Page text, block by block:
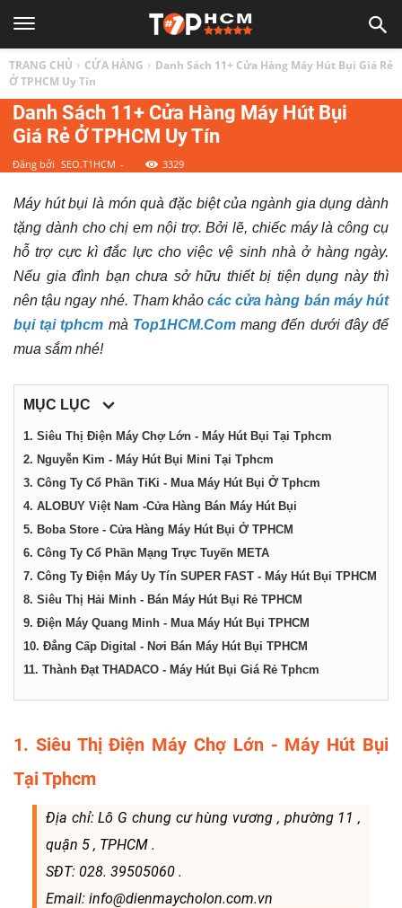
1
HCM
địa
điểm,
dịch
vụ
tại
Thành
phố
Hồ
Minh
TRANG CHỦ CỬA HÀNG
Danh Sách 11+ Cửa Hàng Máy Hút Bụi Giá Rẻ
Ở TPHCM Uy Tín
Danh Sách 11+ Cửa Hàng Máy Hút Bụi
Giá Rẻ Ở TPHCM Uy Tín
Đăng bởi SEO.T1HCM - 3329
Máy hút bụi là món quà đặc biệt của ngành gia dụng dành
tặng dành cho chị em nội trợ. Bởi lẽ, chiếc máy là công cụ
hỗ trợ cực kì đắc lực cho việc vệ sinh nhà ở hàng ngày.
Nếu gia đình bạn chưa sở hữu thiết bị tiện dụng này thì
nên tậu ngay nhé. Tham khảocác cửa hàng bán máy hút
bụi tại tphcm mà Top1HCM.Commang đến dưới đây để
mua sắm nhé!
MỤC LỤC
1. Siêu Thị Điện Máy Chợ Lớn - Máy Hút Bụi Tại Tphcm
2. Nguyễn Kim - Máy Hút Bụi Mini Tại Tphcm
3. Công Ty Cổ Phần TiKi - Mua Máy Hút Bụi Ở Tphcm
4. ALOBUY Việt Nam -Cửa Hàng Bán Máy Hút Bụi
5. Boba Store - Cửa Hàng Máy Hút Bụi Ở TPHCM
6. Công Ty Cổ Phần Mạng Trực Tuyến META
7. Công Ty Điện Máy Uy Tín SUPER FAST - Máy Hút Bụi TPHCM
8. Siêu Thị Hải Minh - Bán Máy Hút Bụi Rẻ TPHCM
9. Điện Máy Quang Minh - Mua Máy Hút Bụi TPHCM
10. Đẳng Cấp Digital - Nơi Bán Máy Hút Bụi TPHCM
11. Thành Đạt THADACO - Máy Hút Bụi Giá Rẻ Tphcm
1. Siêu Thị Điện Máy Chợ Lớn - Máy Hút Bụi
Tại Tphcm
Địa chỉ: Lô G chung cư hùng vương , phường 11 ,
quận 5 , TPHCM .
SĐT: 028. 39505060 .
Email: info@dienmaycholon.com.vn